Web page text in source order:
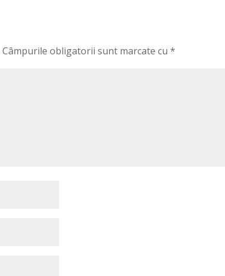
Câmpurile obligatorii sunt marcate cu*